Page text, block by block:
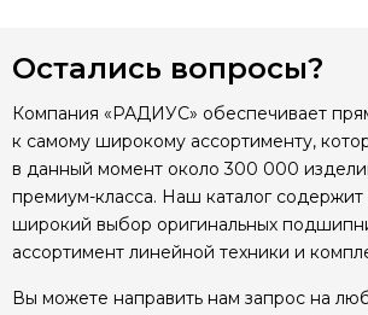
Остались вопросы?
Компания «РАДИУС» обеспечивает
к самому широкому ассортименту,
в данный момент около 300 000
премиум-класса. Наш каталог содержит
широкий выбор оригинальных
ассортимент линейной техники и
Вы можете направить нам запрос на